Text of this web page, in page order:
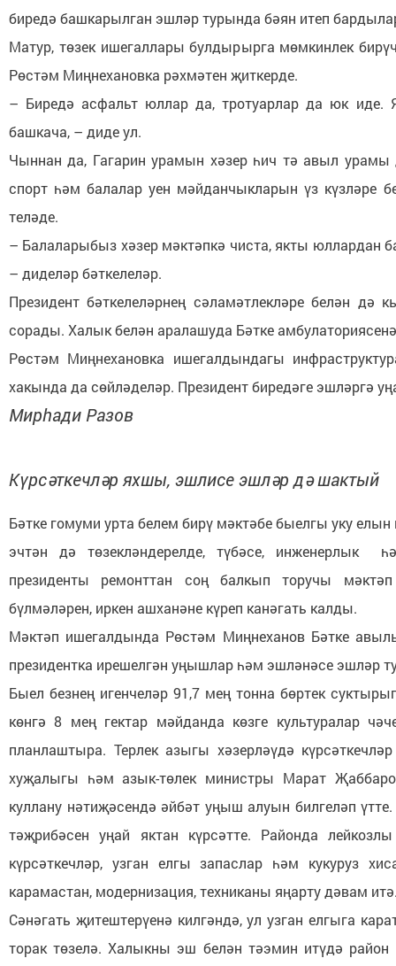
биредә башкарылган эшләр турында бәян итеп
Матур, төзек ишегаллары булдырырга мөмкинлек
Рөстәм Миңнехановка рәхмәтен җиткерде.
– Биредә асфальт юллар да, тротуарлар да юк иде.
башкача, – диде ул.
Чыннан да, Гагарин урамын хәзер һич тә авыл урамы
спорт һәм балалар уен мәйданчыкларын үз күзләре
теләде.
– Балаларыбыз хәзер мәктәпкә чиста, якты юллардан
– диделәр бәткелеләр.
Президент бәткелеләрнең сәламәтлекләре белән дә
сорады. Халык белән аралашуда Бәтке
Рөстәм Миңнехановка ишегалдындагы
хакында да сөйләделәр. Президент биредәге эшләргә
Мирһади Разов
Күрсәткечләр яхшы, эшлисе эшләр дә шактый
Бәтке гомуми урта белем бирү мәктәбе быелгы уку
эчтән дә төзекләндерелде, түбәсе, инженерлык
президенты ремонттан соң балкып торучы
бүлмәләрен, иркен ашханәне күреп канәгать калды.
Мәктәп ишегалдында Рөстәм Миңнеханов Бәтке
президентка ирешелгән уңышлар һәм эшләнәсе эшләр
Быел безнең игенчеләр 91,7 мең тонна бөртек
көнгә 8 мең гектар мәйданда көзге культуралар
планлаштыра. Терлек азыгы хәзерләүдә
хуҗалыгы һәм азык-төлек министры Марат
куллану нәтиҗәсендә әйбәт уңыш алуын билгеләп
тәҗрибәсен уңай яктан күрсәтте. Районда
күрсәткечләр, узган елгы запаслар һәм кукуруз
карамастан, модернизация, техниканы яңарту дәвам
Сәнәгать җитештерүенә килгәндә, ул узган елгыга
торак төзелә. Халыкны эш белән тәэмин итүдә район